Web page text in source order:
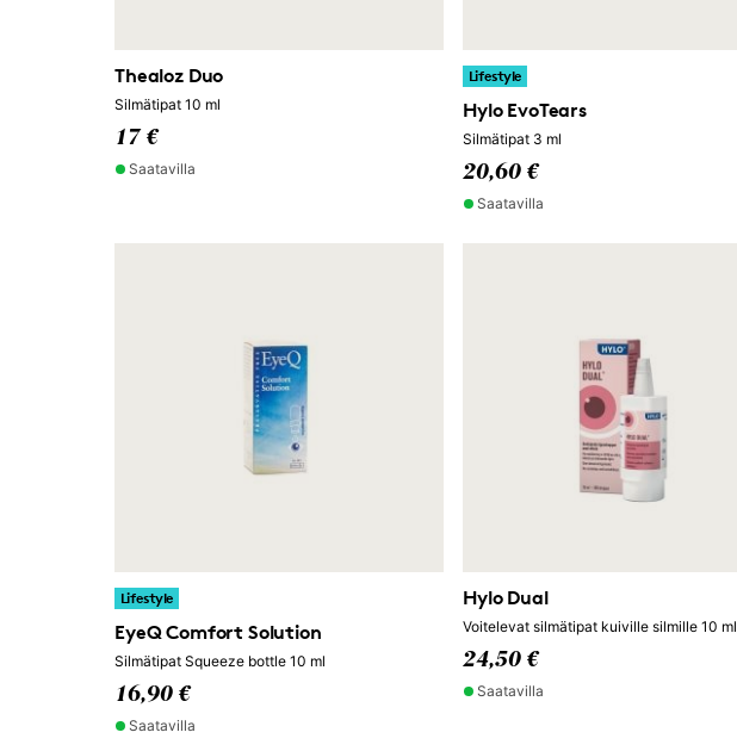
Thealoz Duo
Silmätipat 10 ml
17 €
Saatavilla
Lifestyle
Hylo EvoTears
Silmätipat 3 ml
20,60 €
Saatavilla
Lifestyle
EyeQ Comfort Solution
Silmätipat Squeeze bottle 10 ml
16,90 €
Saatavilla
Hylo Dual
Voitelevat silmätipat kuiville silmille 10 ml
24,50 €
Saatavilla